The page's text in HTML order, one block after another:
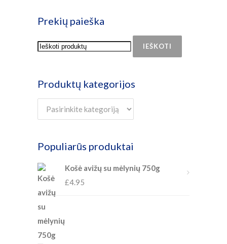
Prekių paieška
IEŠKOTI
Produktų kategorijos
Populiarūs produktai
Košė avižų su mėlynių 750g
£4.95